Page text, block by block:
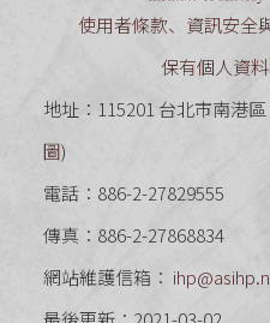
使用者條款、資訊安全
保有個人資
地址：115201 台北市南港
圖)
電話：886-2-27829555
傳真：886-2-27868834
網站維護信箱：